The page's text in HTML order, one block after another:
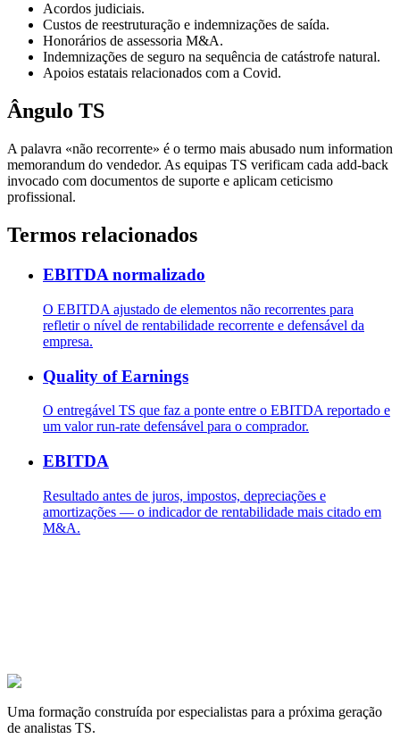
Acordos judiciais.
Custos de reestruturação e indemnizações de saída.
Honorários de assessoria M&A.
Indemnizações de seguro na sequência de catástrofe natural.
Apoios estatais relacionados com a Covid.
Ângulo TS
A palavra «não recorrente» é o termo mais abusado num information
memorandum do vendedor. As equipas TS verificam cada add-back
invocado com documentos de suporte e aplicam ceticismo
profissional.
Termos relacionados
EBITDA normalizado
O EBITDA ajustado de elementos não recorrentes para
refletir o nível de rentabilidade recorrente e defensável da
empresa.
Quality of Earnings
O entregável TS que faz a ponte entre o EBITDA reportado e
um valor run-rate defensável para o comprador.
EBITDA
Resultado antes de juros, impostos, depreciações e
amortizações — o indicador de rentabilidade mais citado em
M&A.
Ser recrutado em Transaction Services
Uma formação construída por especialistas para a próxima geração
de analistas TS.